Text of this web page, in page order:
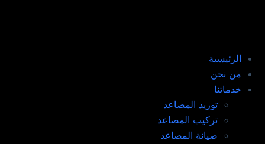
الرئيسية
من نحن
خدماتنا
توريد المصاعد​
تركيب المصاعد ​
صيانة المصاعد​